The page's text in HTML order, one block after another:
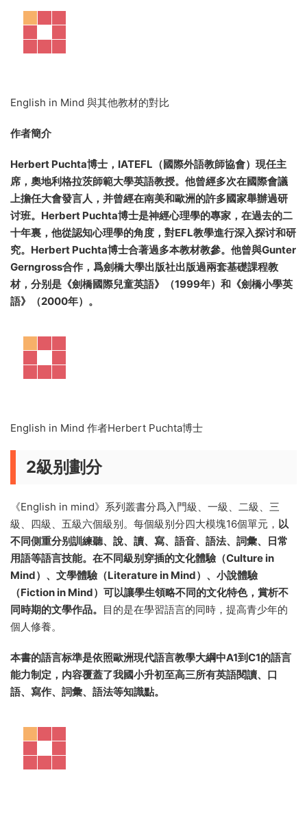
English in Mind 與其他教材的對比
作者簡介
Herbert Puchta博士，IATEFL（國際外語教師協會）現任主
席，奧地利格拉茨師範大學英語教授。他曾經多次在國際會議
上擔任大會發言人，并曾經在南美和歐洲的許多國家舉辦過研
Gerngross合作，爲劍橋大學出版社出版過兩套基礎課程教
English in Mind 作者Herbert Puchta博士
《English in mind》系列叢書分爲入門級、一級、二級、三